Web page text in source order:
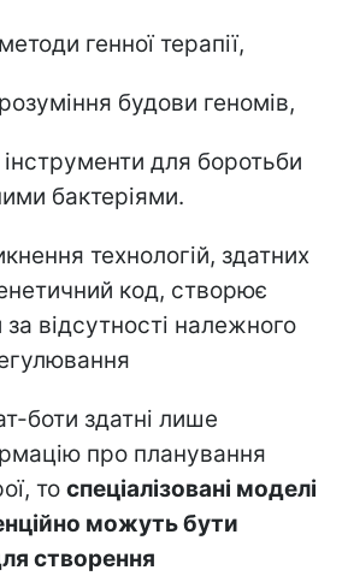
генної терапії,
будови геномів,
інструменти для боротьби
бактеріями.
технологій, здатних
код, створює
за відсутності належного
боти здатні лише
про планування
то спеціалізовані моделі
можуть бути
створення